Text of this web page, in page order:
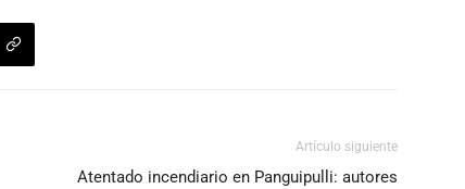
Artículo siguiente
Atentado incendiario en Panguipulli: autores